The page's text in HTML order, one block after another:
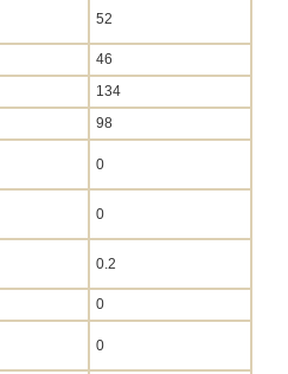
52
46
134
98
0
0
0.2
0
0